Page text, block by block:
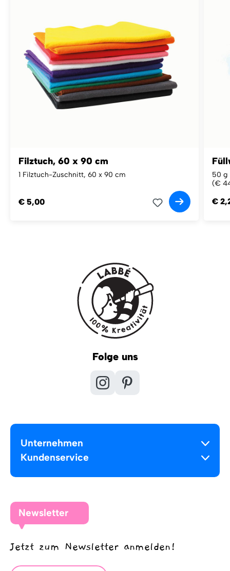
Filztuch, 60 x 90 cm
1 Filztuch-Zuschnitt, 60 x 90 cm
€ 5,00
50 g
(€
€
Folge uns
Unternehmen
Kundenservice
Newsletter
Jetzt zum Newsletter anmelden!